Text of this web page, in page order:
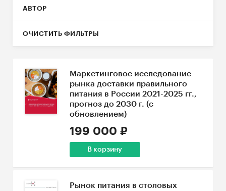
АВТОР
ОЧИСТИТЬ ФИЛЬТРЫ
Маркетинговое исследование
рынка доставки правильного
питания в России 2021-2025 гг.,
прогноз до 2030 г. (с
обновлением)
199 000 ₽
В корзину
Рынок питания в столовых